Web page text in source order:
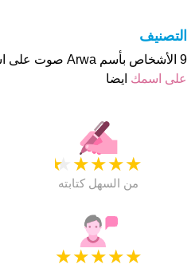
التصنيف
9 الأشخاص بأسم Arwa صوت على اسمائهم . من فضلك
على اسمك ايضا
★
★
★
★
★
من السهل كتابته
★
★
★
★
★